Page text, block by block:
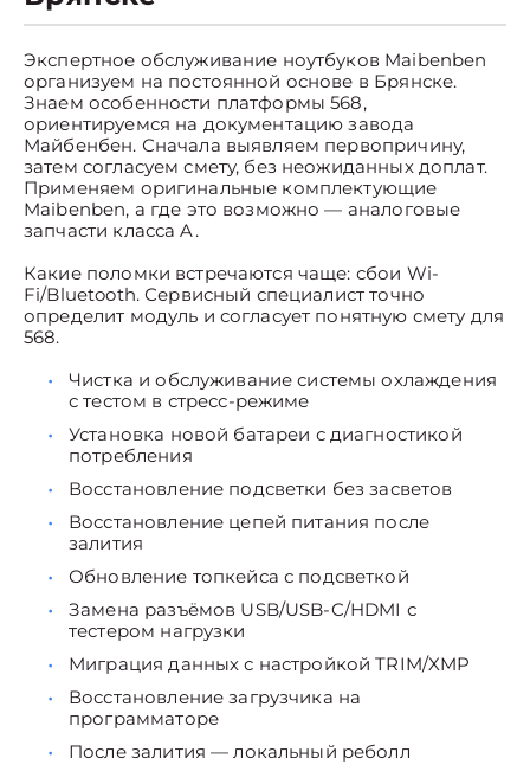
Экспертное обслуживание ноутбуков Maibenben
организуем на постоянной основе в Брянске.
Знаем особенности платформы 568,
ориентируемся на документацию завода
Майбенбен. Сначала выявляем первопричину,
затем согласуем смету, без неожиданных доплат.
Применяем оригинальные комплектующие
Maibenben, а где это возможно — аналоговые
запчасти класса A.
Какие поломки встречаются чаще: сбои Wi-
Fi/Bluetooth. Сервисный специалист точно
определит модуль и согласует понятную смету для
568.
Чистка и обслуживание системы охлаждения
с тестом в стресс-режиме
Установка новой батареи с диагностикой
потребления
Восстановление подсветки без засветов
Восстановление цепей питания после
залития
Обновление топкейса с подсветкой
Замена разъёмов USB/USB-C/HDMI с
тестером нагрузки
Миграция данных с настройкой TRIM/XMP
Восстановление загрузчика на
программаторе
После залития — локальный реболл